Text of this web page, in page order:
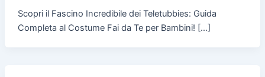
Scopri il Fascino Incredibile dei Teletubbies: Guida
Completa al Costume Fai da Te per Bambini! […]